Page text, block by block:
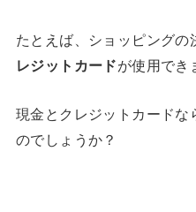
たとえば、ショッピングの
レジットカードが使用でき
現金とクレジットカードな
のでしょうか？